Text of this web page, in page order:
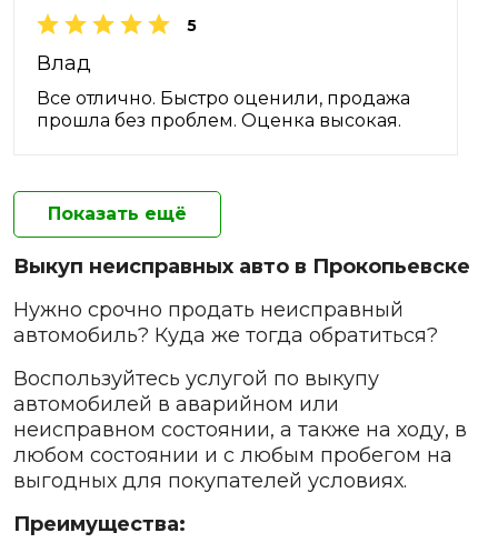
5
Влад
Все отлично. Быстро оценили, продажа
прошла без проблем. Оценка высокая.
Показать ещё
Выкуп неисправных авто в Прокопьевске
Нужно срочно продать неисправный
автомобиль? Куда же тогда обратиться?
Воспользуйтесь услугой по выкупу
автомобилей в аварийном или
неисправном состоянии, а также на ходу, в
любом состоянии и с любым пробегом на
выгодных для покупателей условиях.
Преимущества: